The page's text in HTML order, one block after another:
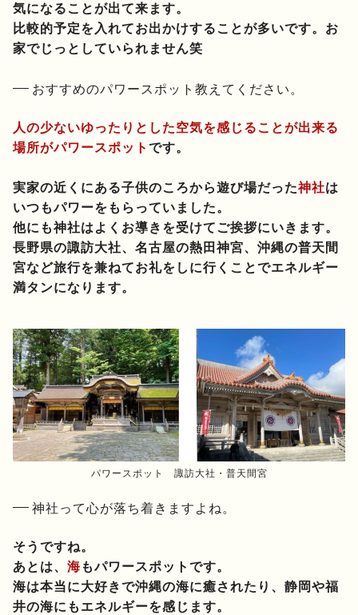
気になることが出て来ます。
比較的予定を入れてお出かけすることが多いです。お
家でじっとしていられません笑
おすすめのパワースポット教えてください。
人の少ないゆったりとした空気を感じることが出来る
場所がパワースポット です。
実家の近くにある子供のころから遊び場だった神社は
いつもパワーをもらっていました。
他にも神社はよくお導きを受けてご挨拶にいきます。
長野県の諏訪大社、名古屋の熱田神宮、沖縄の普天間
宮など旅行を兼ねてお礼をしに行くことでエネルギー
満タンになります。
パワースポット 諏訪大社・普天間宮
神社って心が落ち着きますよね。
そうですね。
あとは、 海 もパワースポットです。
海は本当に大好きで沖縄の海に癒されたり、静岡や福
井の海にもエネルギーを感じます。